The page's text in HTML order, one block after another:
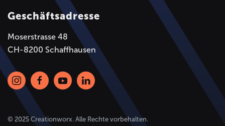
Geschäftsadresse
Moserstrasse 48
CH-8200 Schaffhausen
© 2025 Creationworx. Alle Rechte vorbehalten.